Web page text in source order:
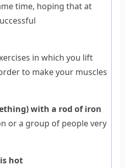
time, hoping that at
in which you lift
to make your muscles
with a rod of iron
or a group of people very
hot